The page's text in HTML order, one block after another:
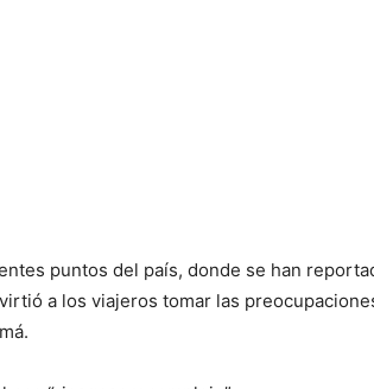
puntos del país, donde se han
a los viajeros tomar las